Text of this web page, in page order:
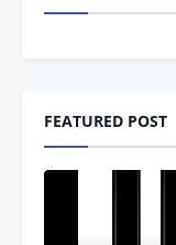
FEATURED POST